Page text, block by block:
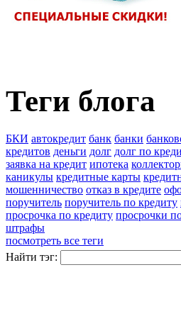
Теги блога
БКИ автокредит банк банки
кредитов деньги долг долг по
заявка на кредит ипотека
каникулы кредитные карты
мошенничество отказ в кредите
поручитель поручитель по кредиту
просрочка по кредиту просрочки
штрафы
посмотреть все теги
Найти тэг: